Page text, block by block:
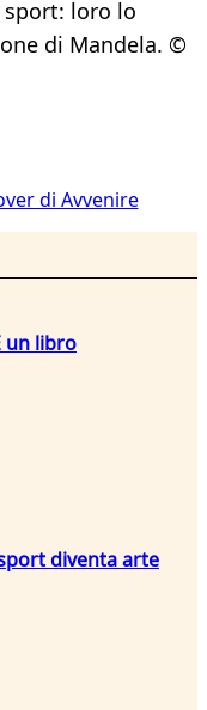
loro lo
di Mandela. ©
di Avvenire
un libro
diventa arte